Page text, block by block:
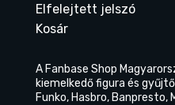
Elfelejtett jelszó
Kosár
A Fanbase Shop
kiemelkedő figura és
Funko, Hasbro, Banpresto,